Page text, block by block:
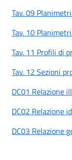
Tav. 09
Tav. 10
Tav. 11 Profili di
Tav. 12 Sezioni
DC01 Relazione
DC02 Relazione
DC03 Relazione